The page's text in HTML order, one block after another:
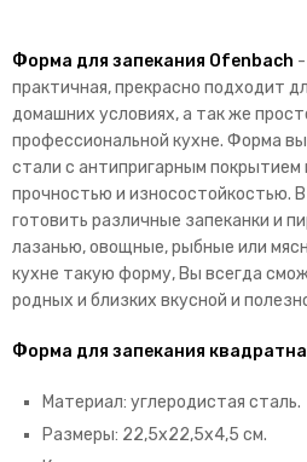
Форма для запекания Ofenbach
практичная, прекрасно подходит
домашних условиях, а так же
профессиональной кухне. Форма
стали с антипригарным покрытием
прочностью и износостойкостью.
готовить различные запеканки и
лазанью, овощные, рыбные или
кухне такую форму, Вы всегда
родных и близких вкусной и
Форма для запекания
Материал: углеродистая сталь.
Размеры: 22,5х22,5х4,5 см.